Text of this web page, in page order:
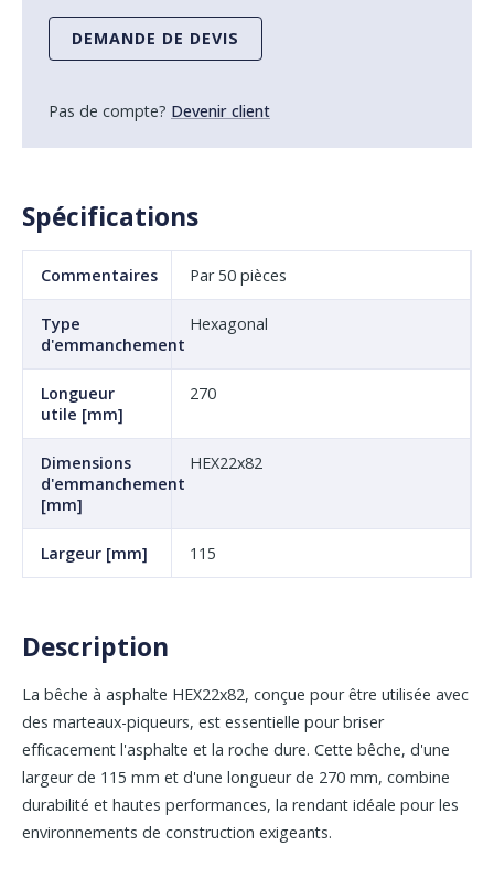
DEMANDE DE DEVIS
Pas de compte? Devenir client
Spécifications
Commentaires Par 50 pièces
Type
d'emmanchement
Hexagonal
Longueur
utile [mm]
270
Dimensions
d'emmanchement
[mm]
HEX22x82
Largeur [mm] 115
Description
La bêche à asphalte HEX22x82, conçue pour être utilisée avec
des marteaux-piqueurs, est essentielle pour briser
efficacement l'asphalte et la roche dure. Cette bêche, d'une
largeur de 115 mm et d'une longueur de 270 mm, combine
durabilité et hautes performances, la rendant idéale pour les
environnements de construction exigeants.